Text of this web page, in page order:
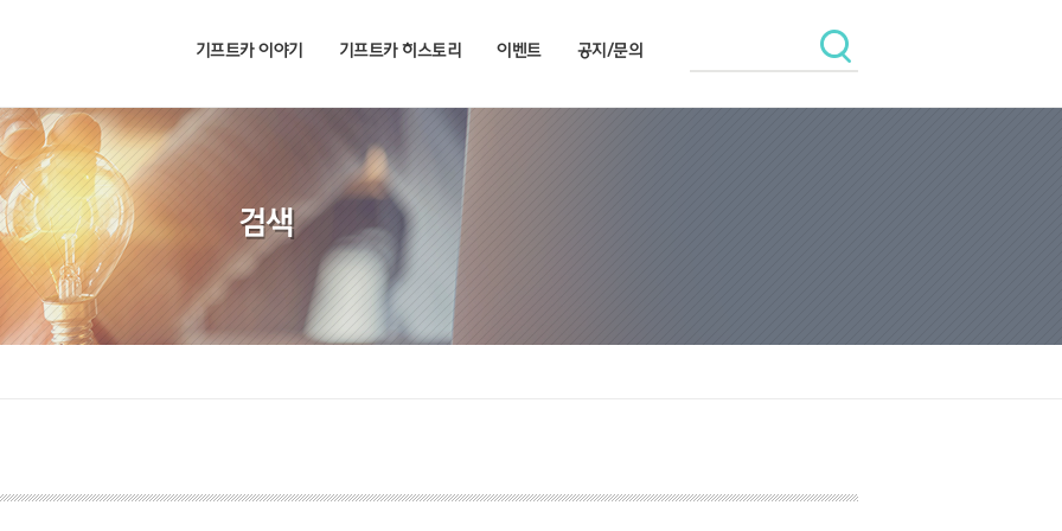
기프트카 이야기 기프트카 히스토리 이벤트 공지/문의
검색